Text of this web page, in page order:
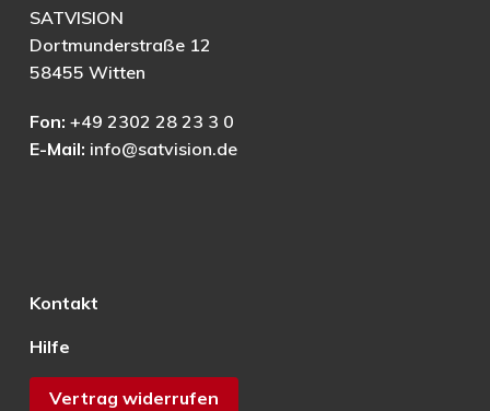
SATVISION
Dortmunderstraße 12
58455 Witten
Fon: +49 2302 28 23 3 0
E-Mail: info@satvision.de
Kontakt
Hilfe
Vertrag widerrufen